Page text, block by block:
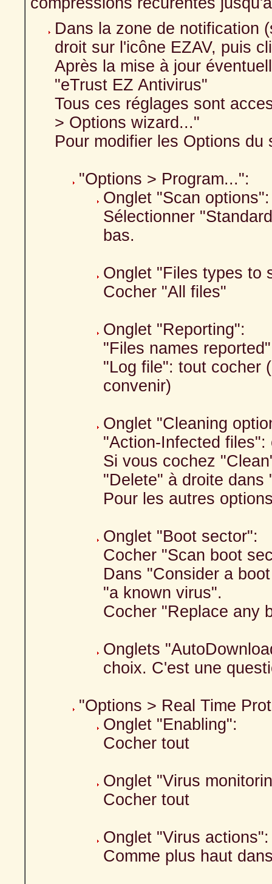
Dans la zone de notification
droit sur l'icône EZAV, puis
Après la mise à jour
"eTrust EZ Antivirus"
Tous ces réglages sont
> Options wizard..."
Pour modifier les Options du
"Options > Program...":
Onglet "Scan options":
Sélectionner
bas.
Onglet "Files types to
Cocher "All files"
Onglet "Reporting":
"Files names
"Log file": tout cocher
convenir)
Onglet "Cleaning
"Action-Infected
Si vous cochez
"Delete" à droite dans
Pour les autres
Onglet "Boot sector":
Cocher "Scan boot
Dans "Consider a
"a known virus".
Cocher "Replace any
Onglets
choix. C'est une
"Options > Real Time
Onglet "Enabling":
Cocher tout
Onglet "Virus
Cocher tout
Onglet "Virus actions":
Comme plus haut